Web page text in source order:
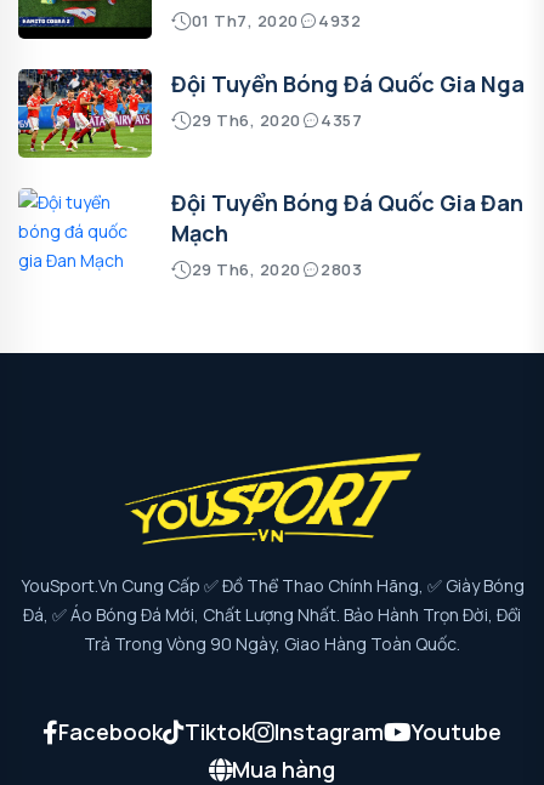
01 Th7, 2020 4932
Đội Tuyển Bóng Đá Quốc Gia Nga
29 Th6, 2020 4357
Đội Tuyển Bóng Đá Quốc Gia Đan
Mạch
29 Th6, 2020 2803
YouSport.vn Cung Cấp ✅ Đồ Thể Thao Chính Hãng, ✅ Giày Bóng
Đá, ✅ Áo Bóng Đá Mới, Chất Lượng Nhất. Bảo Hành Trọn Đời, Đổi
Trả Trong Vòng 90 Ngày, Giao Hàng Toàn Quốc.
Facebook Tiktok Instagram
Youtube
Mua hàng